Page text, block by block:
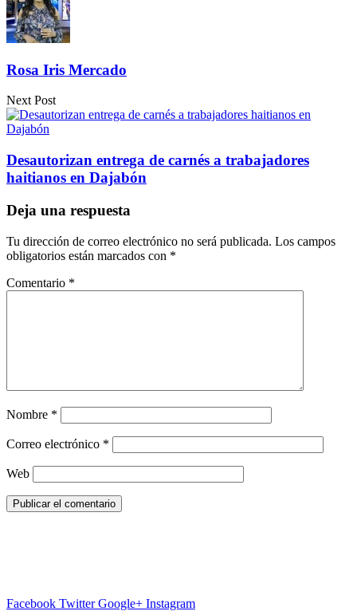
Rosa Iris Mercado
Next Post
Desautorizan entrega de carnés a trabajadores
haitianos en Dajabón
Deja una respuesta
Tu dirección de correo electrónico no será publicada. Los campos
obligatorios están marcados con *
Comentario *
Nombre *
Correo electrónico *
Web
Facebook Twitter Google+ Instagram